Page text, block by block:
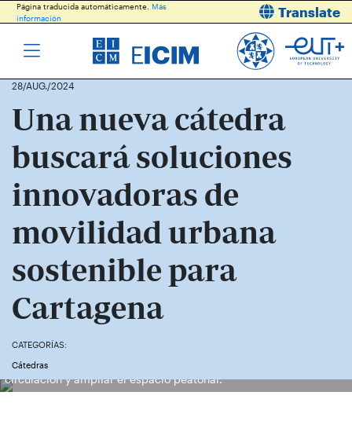
Página traducida automáticamente. Más
información
Translate
28/AUG./2024
Una nueva cátedra
buscará soluciones
innovadoras de
movilidad urbana
sostenible para
Cartagena
CATEGORÍAS:
Cátedras
En la imagen, una recreación de un cruce del ensanche de
Cartagena con una intervención para reducir la velocidad de
circulación y ampliar el espacio peatonal.